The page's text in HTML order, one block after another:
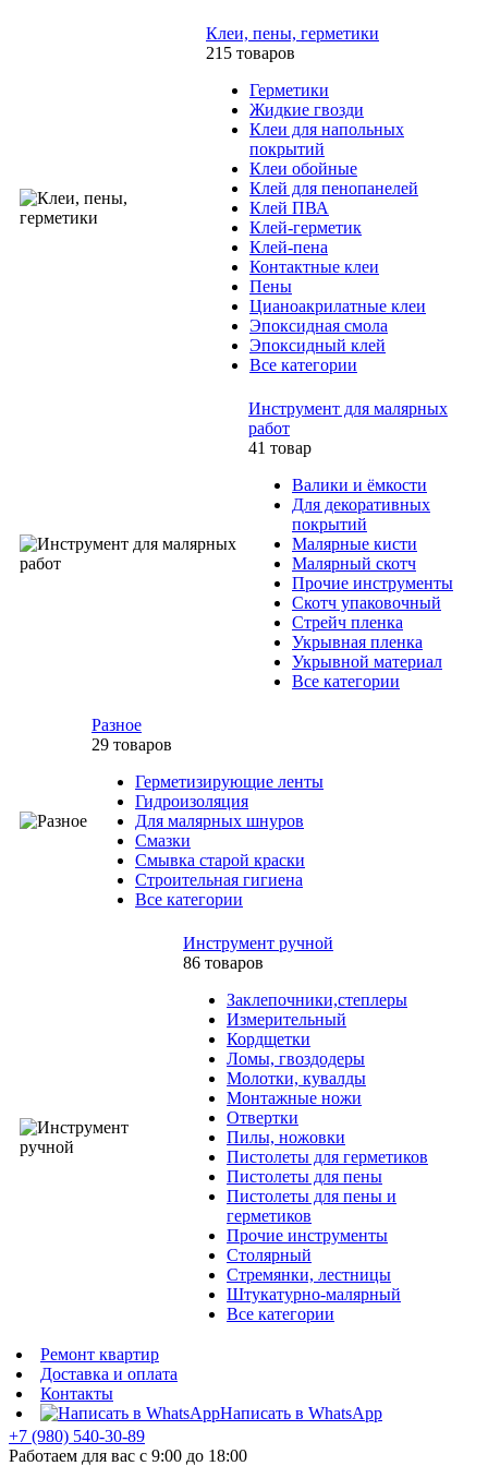
Клеи, пены, герметики
215 товаров
Герметики
Жидкие гвозди
Клеи для напольных
покрытий
Клеи обойные
Клей для пенопанелей
Клей ПВА
Клей-герметик
Клей-пена
Контактные клеи
Пены
Цианоакрилатные клеи
Эпоксидная смола
Эпоксидный клей
Все категории
Инструмент для малярных
работ
41 товар
Валики и ёмкости
Для декоративных
покрытий
Малярные кисти
Малярный скотч
Прочие инструменты
Скотч упаковочный
Стрейч пленка
Укрывная пленка
Укрывной материал
Все категории
Разное
29 товаров
Герметизирующие ленты
Гидроизоляция
Для малярных шнуров
Смазки
Смывка старой краски
Строительная гигиена
Все категории
Инструмент ручной
86 товаров
Заклепочники,степлеры
Измерительный
Кордщетки
Ломы, гвоздодеры
Молотки, кувалды
Монтажные ножи
Отвертки
Пилы, ножовки
Пистолеты для герметиков
Пистолеты для пены
Пистолеты для пены и
герметиков
Прочие инструменты
Столярный
Стремянки, лестницы
Штукатурно-малярный
Все категории
Ремонт квартир
Доставка и оплата
Контакты
Написать в WhatsApp
+7 (980) 540-30-89
Работаем для вас с 9:00 до 18:00